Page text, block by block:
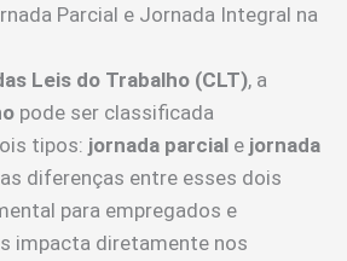
Parcial e Jornada Integral na
Leis do Trabalho (CLT), a
pode ser classificada
tipos: jornada parcial e jornada
as diferenças entre esses dois
para empregados e
impacta diretamente nos